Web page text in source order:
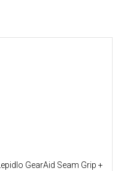
Lepidlo GearAid Seam Grip +